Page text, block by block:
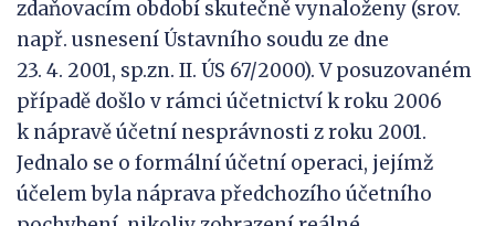
zdaňovacím období skutečně vynaloženy (srov.
např. usnesení Ústavního soudu ze dne
23. 4. 2001, sp.zn. II. ÚS 67/2000). V posuzovaném
případě došlo v rámci účetnictví k roku 2006
k nápravě účetní nesprávnosti z roku 2001.
Jednalo se o formální účetní operaci, jejímž
účelem byla náprava předchozího účetního